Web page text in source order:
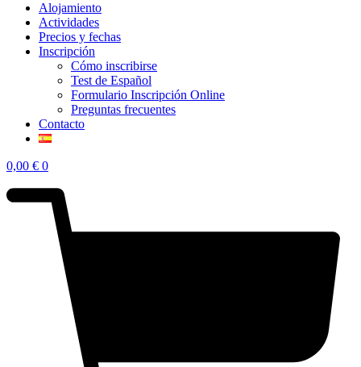
Alojamiento
Actividades
Precios y fechas
Inscripción
Cómo inscribirse
Test de Español
Formulario Inscripción Online
Preguntas frecuentes
Contacto
0,00 € 0